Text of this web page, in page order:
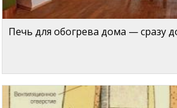
Печь для обогрева дома — сразу